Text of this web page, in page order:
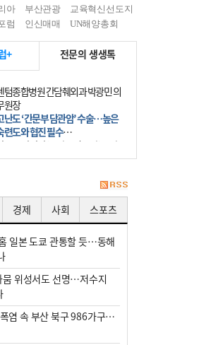
아 부산관광
교육혁신선도지
럼 인신매매 UN해양총회
+ 전문의 생생톡
텀종합병원 간담췌외과 박광민 의
원장
난도 ‘간문부 담관암’ 수술…높은
련도와 협진 필수
간문부 담관암(클라츠킨 종양)은 좌
간에서 나오는, 담관(담즙 배출 경
部)’에 생기는 악성 종양이다. 간동맥
맥 림프절 담
경제 사회 스포츠
일본 도쿄 관통할 듯…동해
뭄 위성서도 선명…저수지
염 속 부산 북구 986가구 정